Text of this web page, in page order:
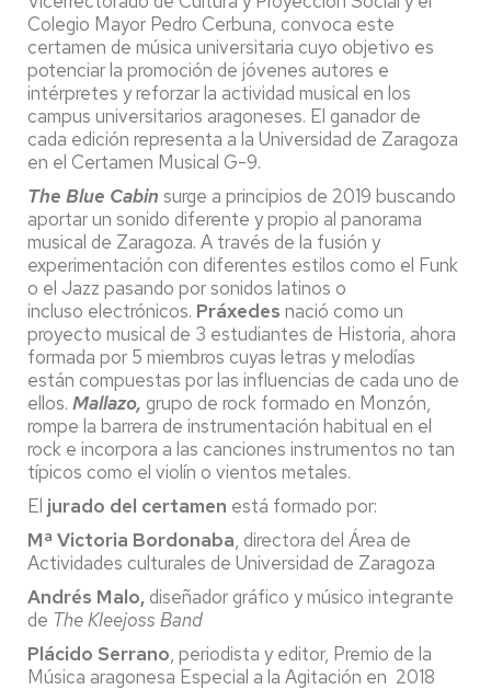
Colegio Mayor Pedro Cerbuna, convoca este
certamen de música universitaria cuyo objetivo es
potenciar la promoción de jóvenes autores e
intérpretes y reforzar la actividad musical en los
campus universitarios aragoneses. El ganador de
cada edición representa a la Universidad de Zaragoza
en el Certamen Musical G-9.
The Blue Cabin surge a principios de 2019 buscando
aportar un sonido diferente y propio al panorama
musical de Zaragoza. A través de la fusión y
experimentación con diferentes estilos como el Funk
o el Jazz pasando por sonidos latinos o
incluso electrónicos. Práxedes nació como un
proyecto musical de 3 estudiantes de Historia, ahora
formada por 5 miembros cuyas letras y melodías
están compuestas por las influencias de cada uno de
ellos. Mallazo, grupo de rock formado en Monzón,
rompe la barrera de instrumentación habitual en el
rock e incorpora a las canciones instrumentos no tan
típicos como el violín o vientos metales.
El jurado del certamen está formado por:
Mª Victoria Bordonaba, directora del Área de
Actividades culturales de Universidad de Zaragoza
Andrés Malo,diseñador gráfico y músico integrante
de The Kleejoss Band
Plácido Serrano, periodista y editor, Premio de la
Música aragonesa Especial a la Agitación en 2018